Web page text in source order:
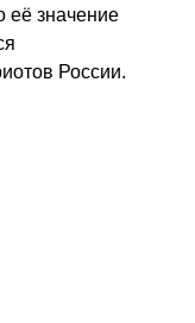
её значение
России.